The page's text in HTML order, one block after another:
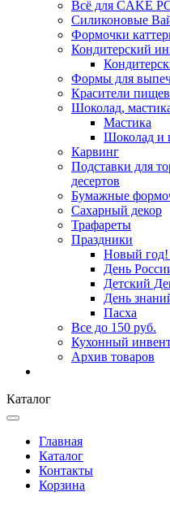
Всё для CAKE
Силиконовые
Формочки
Кондитерский
Формы для
Красители
Шоколад,
Мастика
Шоколад и
Карвинг
Подставки для
десертов
Бумажные
Сахарный декор
Трафареты
Праздники
Новый
День
Детский
День
Пасха
Все до 150 руб.
Кухонный
Архив товаров
Каталог
Главная
Каталог
Контакты
Корзина